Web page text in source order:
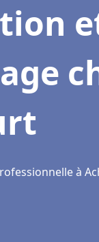
à